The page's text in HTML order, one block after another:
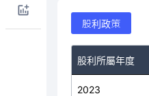
股利政策
股利所屬年度
2023